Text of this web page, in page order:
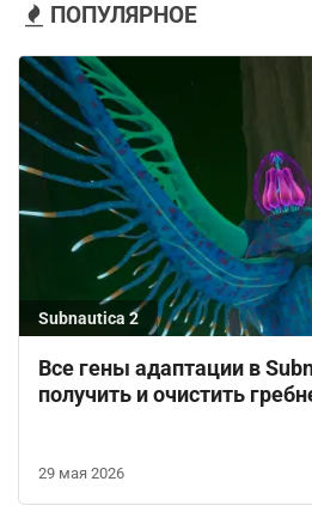
ПОПУЛЯРНОЕ
Subnautica 2
Все гены адаптации в
получить и очистить
29 мая 2026